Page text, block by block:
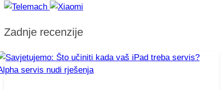
Zadnje recenzije